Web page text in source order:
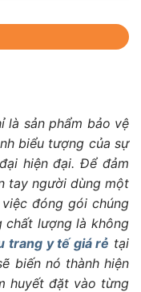
là sản phẩm bảo vệ
biểu tượng của sự
hiện đại. Để đảm
tay người dùng một
đóng gói chúng
chất lượng là không
trang y tế giá rẻ tại
biến nó thành hiện
huyết đặt vào từng